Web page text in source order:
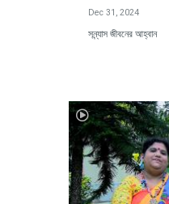
Dec 31, 2024
সন্ন্যাস জীবনের আহ্বান